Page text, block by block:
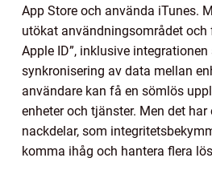
App Store och använda iTunes.
utökat användningsområdet
Apple ID”, inklusive
synkronisering av data mellan
användare kan få en sömlös
enheter och tjänster. Men det
nackdelar, som
komma ihåg och hantera flera